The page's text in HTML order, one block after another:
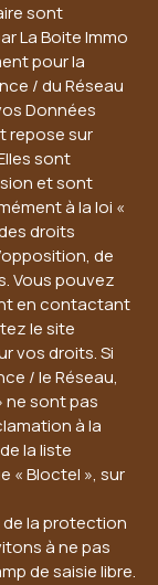
sont
La Boite Immo
pour la
/ du Réseau
Données
repose sur
sont
et sont
à la loi «
droits
de
Vous pouvez
en contactant
le site
vos droits. Si
/ le Réseau,
ne sont pas
à la
la liste
« Bloctel », sur
de la protection
à ne pas
de saisie libre.